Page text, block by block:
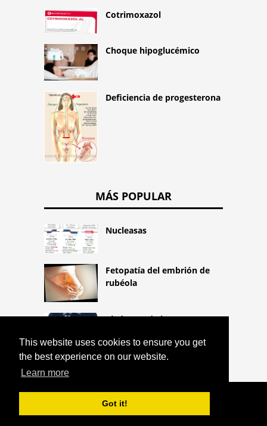
This website uses cookies to ensure you get
the best experience on our website.
Learn more
Got it!
Cotrimoxazol
Choque hipoglucémico
Deficiencia de progesterona
MÁS POPULAR
Nucleasas
Fetopatía del embrión de
rubéola
Síndrome de la mano
COPYRIGHT 2026 HTTPS://CQLIFE.NET